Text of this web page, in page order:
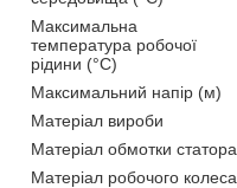
Максимальна
температура робочої
рідини (°C)
Максимальний напір (м)
Матеріал вироби
Матеріал обмотки статора
Матеріал робочого колеса